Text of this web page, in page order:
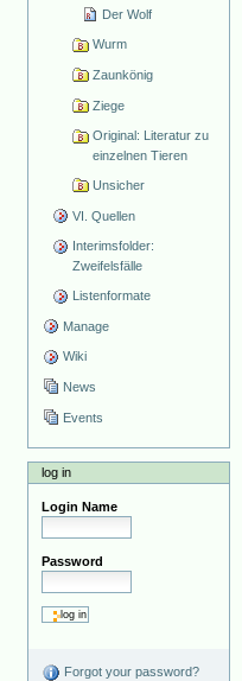
Der Wolf
Wurm
Zaunkönig
Ziege
Original: Literatur zu
einzelnen Tieren
Unsicher
VI. Quellen
Interimsfolder:
Zweifelsfälle
Listenformate
Manage
Wiki
News
Events
log in
Login Name
Password
Forgot your password?